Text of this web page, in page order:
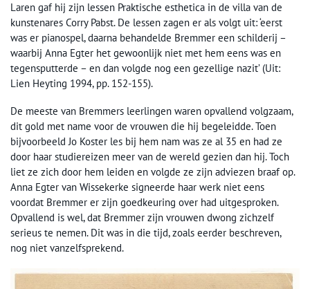
Laren gaf hij zijn lessen Praktische esthetica in de villa van de
kunstenares Corry Pabst. De lessen zagen er als volgt uit: ‘eerst
was er pianospel, daarna behandelde Bremmer een schilderij –
waarbij Anna Egter het gewoonlijk niet met hem eens was en
tegensputterde – en dan volgde nog een gezellige nazit’ (Uit:
Lien Heyting 1994, pp. 152-155).
De meeste van Bremmers leerlingen waren opvallend volgzaam,
dit gold met name voor de vrouwen die hij begeleidde. Toen
bijvoorbeeld Jo Koster les bij hem nam was ze al 35 en had ze
door haar studiereizen meer van de wereld gezien dan hij. Toch
liet ze zich door hem leiden en volgde ze zijn adviezen braaf op.
Anna Egter van Wissekerke signeerde haar werk niet eens
voordat Bremmer er zijn goedkeuring over had uitgesproken.
Opvallend is wel, dat Bremmer zijn vrouwen dwong zichzelf
serieus te nemen. Dit was in die tijd, zoals eerder beschreven,
nog niet vanzelfsprekend.